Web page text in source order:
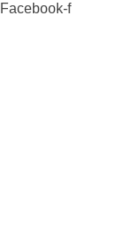
Facebook-f